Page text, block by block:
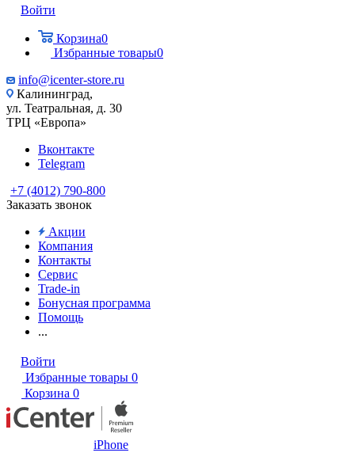
Войти
Корзина0
Избранные товары0
info@icenter-store.ru
Калининград,
ул. Театральная, д. 30
ТРЦ «Европа»
Вконтакте
Telegram
+7 (4012) 790-800
Заказать звонок
Акции
Компания
Контакты
Сервис
Trade-in
Бонусная программа
Помощь
...
Войти
Избранные товары 0
Корзина 0
iPhone